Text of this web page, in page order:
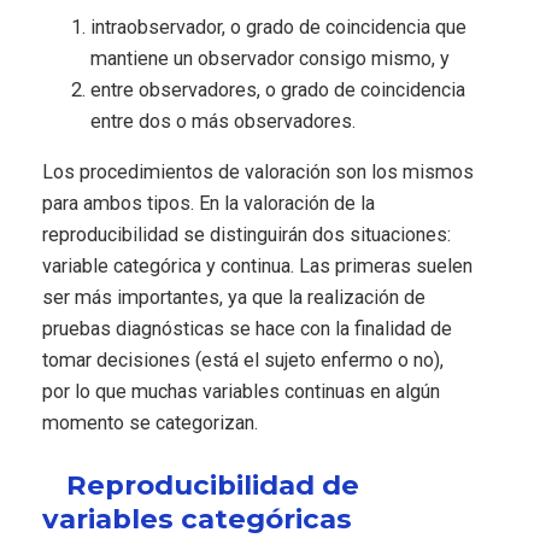
intraobservador, o grado de coincidencia que
mantiene un observador consigo mismo, y
entre observadores, o grado de coincidencia
entre dos o más observadores.
Los procedimientos de valoración son los mismos
para ambos tipos. En la valoración de la
reproducibilidad se distinguirán dos situaciones:
variable categórica y continua. Las primeras suelen
ser más importantes, ya que la realización de
pruebas diagnósticas se hace con la finalidad de
tomar decisiones (está el sujeto enfermo o no),
por lo que muchas variables continuas en algún
momento se categorizan.
Reproducibilidad de
variables categóricas